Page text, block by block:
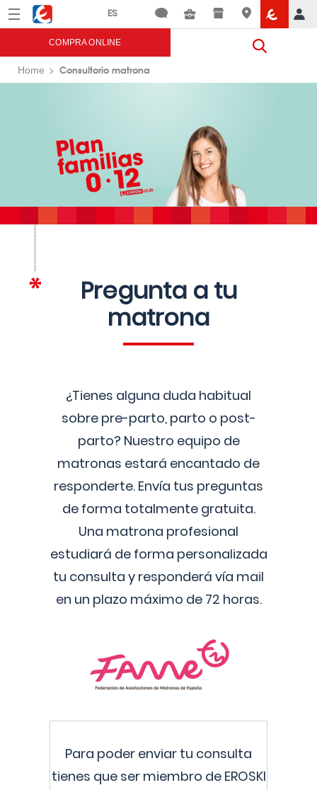
Menú Eroski
COMPRA ONLINE
Home Consultorio matrona
Pregunta a tu
matrona
¿Tienes alguna duda habitual
sobre pre-parto, parto o post-
parto? Nuestro equipo de
matronas estará encantado de
responderte. Envía tus preguntas
de forma totalmente gratuita.
Una matrona profesional
estudiará de forma personalizada
tu consulta y responderá vía mail
en un plazo máximo de 72 horas.
Para poder enviar tu consulta
tienes que ser miembro de EROSKI